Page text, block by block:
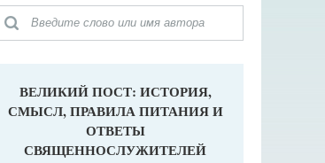
ВЕЛИКИЙ ПОСТ: ИСТОРИЯ,
СМЫСЛ, ПРАВИЛА ПИТАНИЯ И
ОТВЕТЫ
СВЯЩЕННОСЛУЖИТЕЛЕЙ